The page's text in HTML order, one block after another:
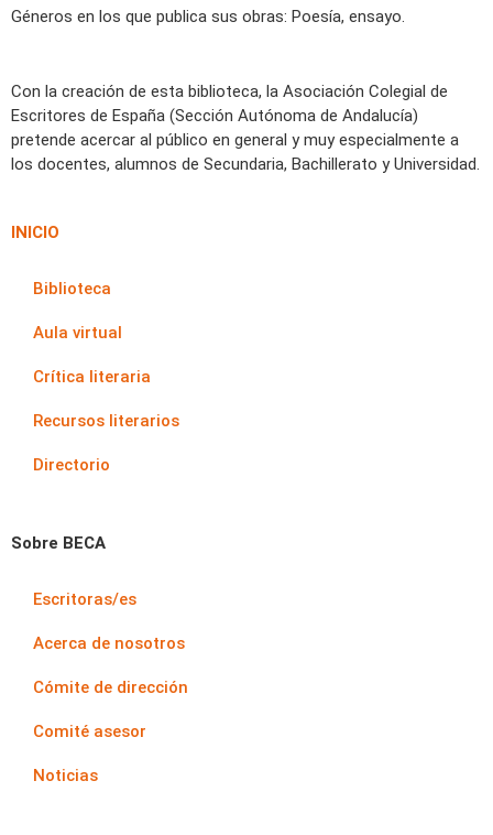
Géneros en los que publica sus obras: Poesía, ensayo.
Con la creación de esta biblioteca, la Asociación Colegial de
Escritores de España (Sección Autónoma de Andalucía)
pretende acercar al público en general y muy especialmente a
los docentes, alumnos de Secundaria, Bachillerato y Universidad.
INICIO
Biblioteca
Aula virtual
Crítica literaria
Recursos literarios
Directorio
Sobre BECA
Escritoras/es
Acerca de nosotros
Cómite de dirección
Comité asesor
Noticias